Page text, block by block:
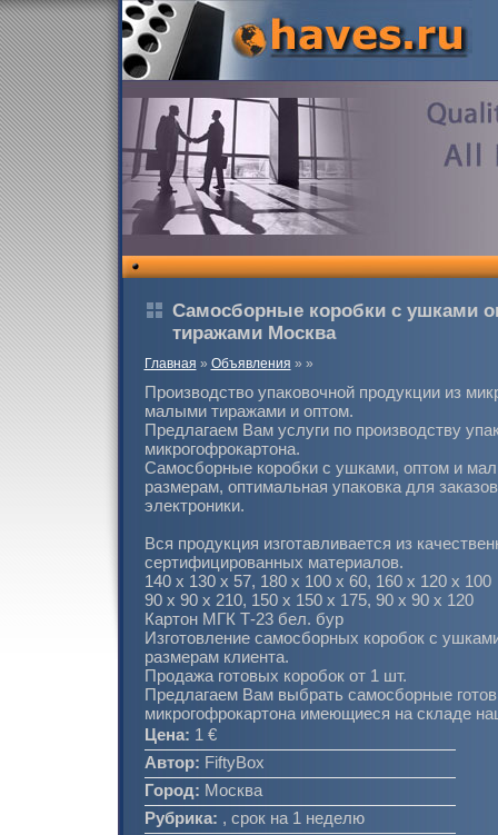
Самосборные коробки с ушками
тиражами Москва
Главная » Объявления » »
Производство упаковочной продукции из
малыми тиражами и оптом.
Предлагаем Вам услуги по производству
микрогофрокартона.
Самосборные коробки с ушками, оптом и
размерам, оптимальная упаковка для
электроники.
Вся продукция изготавливается из
сертифицированных материалов.
140 х 130 х 57, 180 х 100 х 60, 160 х 120 х 100
90 х 90 х 210, 150 х 150 х 175, 90 х 90 х 120
Картон МГК Т-23 бел. бур
Изготовление самосборных коробок с
размерам клиента.
Продажа готовых коробок от 1 шт.
Предлагаем Вам выбрать самосборные
микрогофрокартона имеющиеся на складе
Цена: 1 €
Автор: FiftyBox
Город: Москва
Рубрика: , срок на 1 неделю